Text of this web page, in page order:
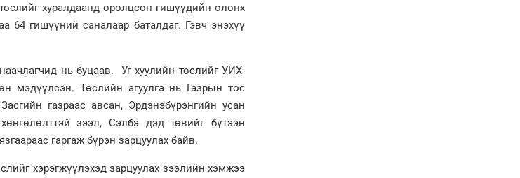
хуралдаанд оролцсон гишүүдийн олонх
64 гишүүний саналаар баталдаг. Гэвч энэхүү
нь буцаав. Уг хуулийн төслийг УИХ-
мэдүүлсэн. Төслийн агуулга нь Газрын тос
газраас авсан, Эрдэнэбүрэнгийн усан
зээл, Сэлбэ дэд төвийг бүтээн
гаргаж бүрэн зарцуулах байв.
хэрэгжүүлэхэд зарцуулах зээлийн хэмжээ